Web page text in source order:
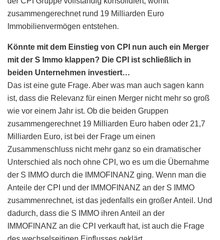
zusammengerechnet rund 19 Milliarden Euro
Immobilienvermögen entstehen.
Könnte mit dem Einstieg von CPI nun auch ein Merger
mit der S Immo klappen? Die CPI ist schließlich in
beiden Unternehmen investiert…
Das ist eine gute Frage. Aber was man auch sagen kann
ist, dass die Relevanz für einen Merger nicht mehr so groß
wie vor einem Jahr ist. Ob die beiden Gruppen
zusammengerechnet 19 Milliarden Euro haben oder 21,7
Milliarden Euro, ist bei der Frage um einen
Zusammenschluss nicht mehr ganz so ein dramatischer
Unterschied als noch ohne CPI, wo es um die Übernahme
der S IMMO durch die IMMOFINANZ ging. Wenn man die
Anteile der CPI und der IMMOFINANZ an der S IMMO
zusammenrechnet, ist das jedenfalls ein großer Anteil. Und
dadurch, dass die S IMMO ihren Anteil an der
IMMOFINANZ an die CPI verkauft hat, ist auch die Frage